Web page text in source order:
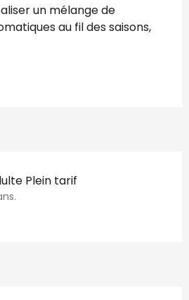
un mélange de
au fil des saisons,
Plein tarif